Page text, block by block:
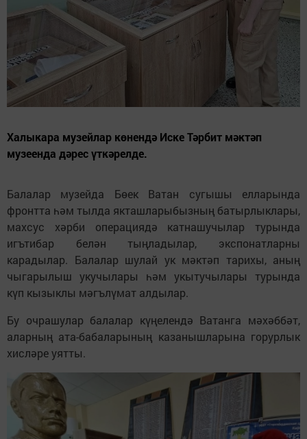
Халыкара музейлар көнендә Иске Тәрбит мәктәп
музеенда дәрес үткәрелде.
Балалар музейда Бөек Ватан сугышы елларында
фронтта һәм тылда якташларыбызның батырлыклары,
махсус хәрби операциядә катнашучылар турында
игътибар белән тыңладылар, экспонатларны
карадылар. Балалар шулай ук мәктәп тарихы, аның
чыгарылыш укучылары һәм укытучылары турында
күп кызыклы мәгълүмат алдылар.
Бу очрашулар балалар күңелендә Ватанга мәхәббәт,
аларның ата-бабаларының казанышларына горурлык
хисләре уятты.